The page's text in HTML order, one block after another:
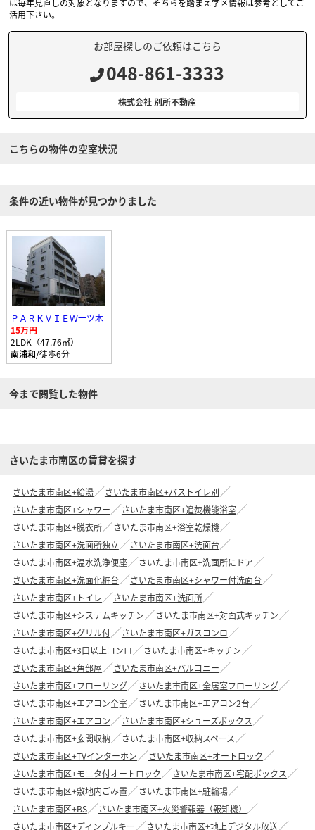
は毎年見直しの対象となりますので、そちらを踏まえ学区情報は参考としてご
活用下さい。
お部屋探しのご依頼はこちら
048-861-3333
株式会社 別所不動産
こちらの物件の空室状況
条件の近い物件が見つかりました
ＰＡＲＫＶＩＥＷ一ツ木
15万円
2LDK（47.76㎡）
南浦和/徒歩6分
今まで閲覧した物件
さいたま市南区の賃貸を探す
さいたま市南区+給湯
さいたま市南区+バストイレ別
さいたま市南区+シャワー
さいたま市南区+追焚機能浴室
さいたま市南区+脱衣所
さいたま市南区+浴室乾燥機
さいたま市南区+洗面所独立
さいたま市南区+洗面台
さいたま市南区+温水洗浄便座
さいたま市南区+洗面所にドア
さいたま市南区+洗面化粧台
さいたま市南区+シャワー付洗面台
さいたま市南区+トイレ
さいたま市南区+洗面所
さいたま市南区+システムキッチン
さいたま市南区+対面式キッチン
さいたま市南区+グリル付
さいたま市南区+ガスコンロ
さいたま市南区+3口以上コンロ
さいたま市南区+キッチン
さいたま市南区+角部屋
さいたま市南区+バルコニー
さいたま市南区+フローリング
さいたま市南区+全居室フローリング
さいたま市南区+エアコン全室
さいたま市南区+エアコン2台
さいたま市南区+エアコン
さいたま市南区+シューズボックス
さいたま市南区+玄関収納
さいたま市南区+収納スペース
さいたま市南区+TVインターホン
さいたま市南区+オートロック
さいたま市南区+モニタ付オートロック
さいたま市南区+宅配ボックス
さいたま市南区+敷地内ごみ置
さいたま市南区+駐輪場
さいたま市南区+BS
さいたま市南区+火災警報器（報知機）
さいたま市南区+ディンプルキー
さいたま市南区+地上デジタル放送